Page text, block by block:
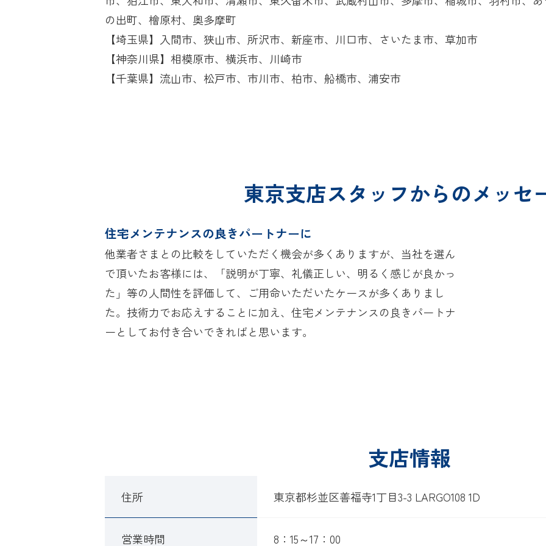
の出町、檜原村、奥多摩町
【埼玉県】入間市、狭山市、所沢市、新座市、川口市、さいたま市、草加市
【神奈川県】相模原市、横浜市、川崎市
【千葉県】流山市、松戸市、市川市、柏市、船橋市、浦安市
東京支店スタッフからのメッセ
住宅メンテナンスの良きパートナーに
他業者さまとの比較をしていただく機会が多くありますが、当社を選ん
で頂いたお客様には、「説明が丁寧、礼儀正しい、明るく感じが良かっ
た」等の人間性を評価して、ご用命いただいたケースが多くありまし
た。技術力でお応えすることに加え、住宅メンテナンスの良きパートナ
ーとしてお付き合いできればと思います。
支店情報
住所 東京都杉並区善福寺1丁目3-3 LARGO108 1D
営業時間 8：15～17：00